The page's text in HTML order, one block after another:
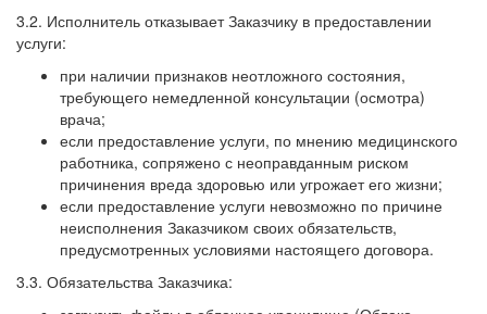
3.2. Исполнитель отказывает Заказчику в предоставлении
услуги:
при наличии признаков неотложного состояния,
требующего немедленной консультации (осмотра)
врача;
если предоставление услуги, по мнению медицинского
работника, сопряжено с неоправданным риском
причинения вреда здоровью или угрожает его жизни;
если предоставление услуги невозможно по причине
неисполнения Заказчиком своих обязательств,
предусмотренных условиями настоящего договора.
3.3. Обязательства Заказчика: